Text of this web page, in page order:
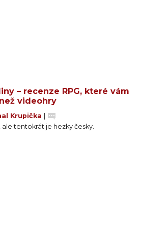
– recenze RPG, které vám
videohry
Krupička
ale tentokrát je hezky česky.